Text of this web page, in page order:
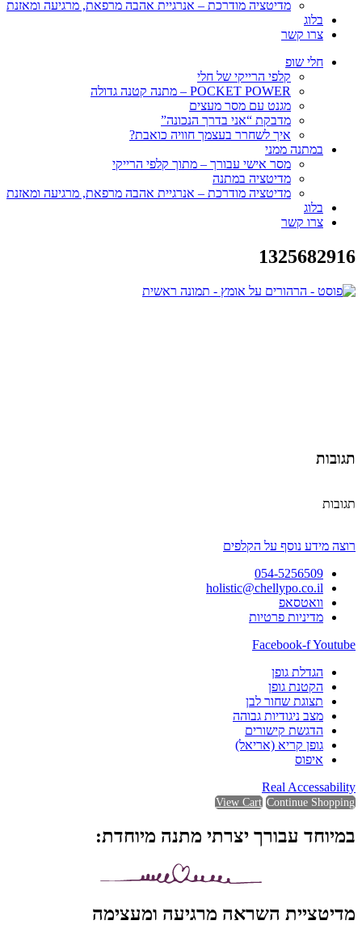
מדיטציה מודרכת – אנרגיית אהבה מרפאת, מרגיעה ומאזנת
בלוג
צרו קשר
חלי שופ
קלפי הרייקי של חלי
POCKET POWER – מתנה קטנה גדולה
מגנט עם מסר מעצים
מדבקת “אני בדרך הנכונה”
איך לשחרר בעצמך חוויה כואבת?
במתנה ממני
מסר אישי עבורך – מתוך קלפי הרייקי
מדיטציה במתנה
מדיטציה מודרכת – אנרגיית אהבה מרפאת, מרגיעה ומאזנת
בלוג
צרו קשר
1325682916
תגובות
תגובות
רוצה מידע נוסף על הקלפים
054-5256509
holistic@chellypo.co.il
וואטסאפ
מדיניות פרטיות
Facebook-fYoutube
הגדלת גופן
הקטנת גופן
תצוגת שחור לבן
מצב ניגודיות גבוהה
הדגשת קישורים
גופן קריא (אריאל)
איפוס
Real Accessability
View Cart Continue Shopping
במיוחד עבורך יצרתי מתנה מיוחדת:
מדיטציית השראה מרגיעה ומעצימה